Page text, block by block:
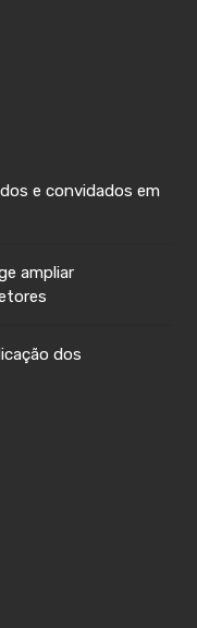
e convidados em
ampliar
dos